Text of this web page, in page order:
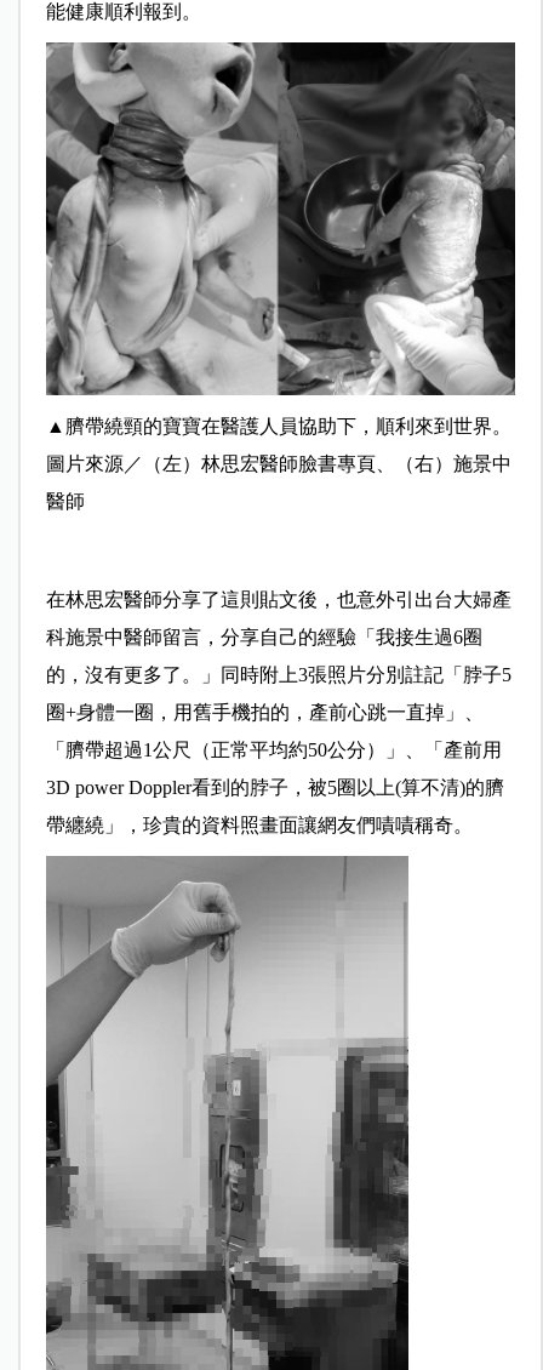
能健康順利報到 。
▲ 臍帶繞頸的寶寶在醫護人員協助下，順利來到世界。
圖片來源／（左）林思宏醫師臉書專頁、（右）施景中
醫師
在林思宏醫師分享了這則貼文後，也意外引出台大婦產
科施景中醫師留言，分享自己的經驗「我接生過6圈
的，沒有更多了。」同時附上3張照片分別註記「脖子5
圈+身體一圈，用舊手機拍的，產前心跳一直掉」、
「臍帶超過1公尺（正常平均約50公分）」、「產前用
3D power Doppler看到的脖子，被5圈以上(算不清)的臍
帶纏繞」，珍貴的資料照畫面讓網友們嘖嘖稱奇。